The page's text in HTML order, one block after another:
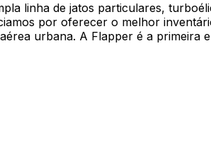
linha de jatos particulares,
por oferecer o melhor
urbana. A Flapper é a primeira